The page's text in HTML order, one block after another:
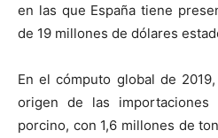
en las que España tiene
de 19 millones de dólares
En el cómputo global de
origen de las importaciones
porcino, con 1,6 millones de